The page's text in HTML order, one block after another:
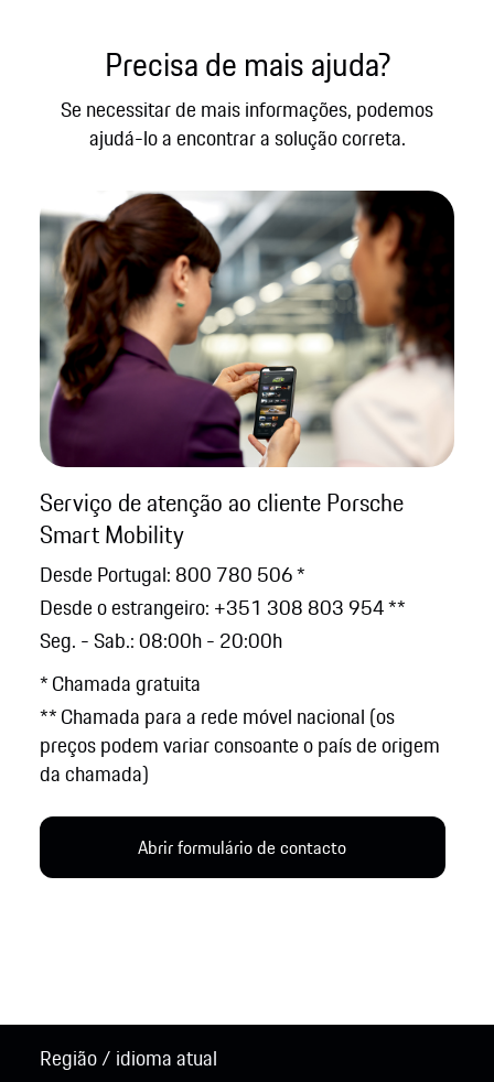
Precisa de mais ajuda?
Se necessitar de mais informações, podemos
ajudá-lo a encontrar a solução correta.
Serviço de atenção ao cliente Porsche
Smart Mobility
Desde Portugal: 800 780 506 *
Desde o estrangeiro: +351 308 803 954 **
Seg. - Sab.: 08:00h - 20:00h
* Chamada gratuita
** Chamada para a rede móvel nacional (os
preços podem variar consoante o país de origem
da chamada)
Abrir formulário de contacto
Região / idioma atual